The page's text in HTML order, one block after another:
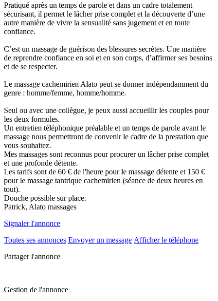
Pratiqué après un temps de parole et dans un cadre totalement
sécurisant, il permet le lâcher prise complet et la découverte d’une
autre manière de vivre la sensualité sans jugement et en toute
confiance.
C’est un massage de guérison des blessures secrètes. Une manière
de reprendre confiance en soi et en son corps, d’affirmer ses besoins
et de se respecter.
Le massage cachemirien Alato peut se donner indépendamment du
genre : homme/femme, homme/homme.
Seul ou avec une collègue, je peux aussi accueillir les couples pour
les deux formules.
Un entretien téléphonique préalable et un temps de parole avant le
massage nous permettront de convenir le cadre de la prestation que
vous souhaitez.
Mes massages sont reconnus pour procurer un lâcher prise complet
et une profonde détente.
Les tarifs sont de 60 € de l'heure pour le massage détente et 150 €
pour le massage tantrique cachemirien (séance de deux heures en
tout).
Douche possible sur place.
Patrick, Alato massages
Signaler l'annonce
Toutes ses annonces Envoyer un message Afficher le téléphone
Partager l'annonce
Gestion de l'annonce